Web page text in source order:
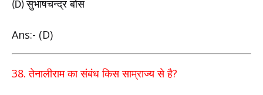
(D)सुभाषचन्द्र बोस
Ans:- (D)
38.तेनालीराम का संबंध किस साम्राज्य से है?